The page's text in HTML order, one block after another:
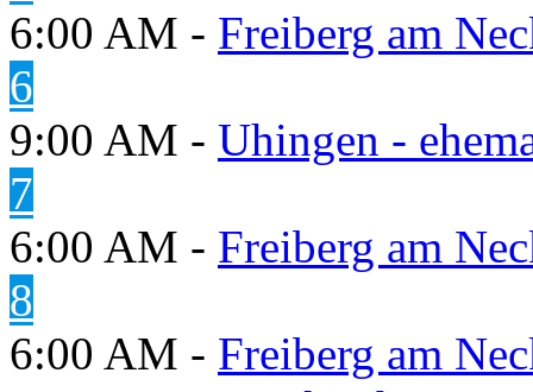
6:00 AM - Freiberg am
6
9:00 AM - Uhingen -
7
6:00 AM - Freiberg am
8
6:00 AM - Freiberg am